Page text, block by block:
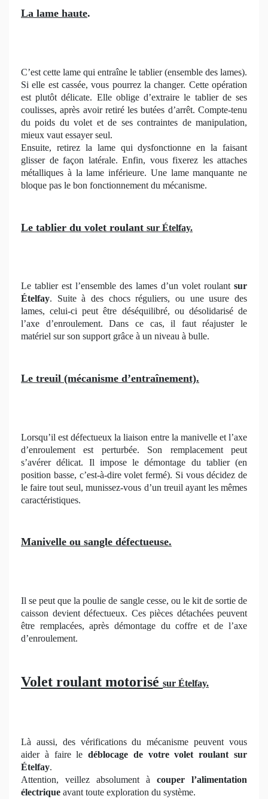
La lame haute.
C’est cette lame qui entraîne le tablier (ensemble des lames).
Si elle est cassée, vous pourrez la changer. Cette opération
est plutôt délicate. Elle oblige d’extraire le tablier de ses
coulisses, après avoir retiré les butées d’arrêt. Compte-tenu
du poids du volet et de ses contraintes de manipulation,
mieux vaut essayer seul.
Ensuite, retirez la lame qui dysfonctionne en la faisant
glisser de façon latérale. Enfin, vous fixerez les attaches
métalliques à la lame inférieure. Une lame manquante ne
bloque pas le bon fonctionnement du mécanisme.
Le tablier du volet roulant sur Ételfay.
Le tablier est l’ensemble des lames d’un volet roulant sur
Ételfay. Suite à des chocs réguliers, ou une usure des
lames, celui-ci peut être déséquilibré, ou désolidarisé de
l’axe d’enroulement. Dans ce cas, il faut réajuster le
matériel sur son support grâce à un niveau à bulle.
Le treuil (mécanisme d’entraînement).
Lorsqu’il est défectueux la liaison entre la manivelle et l’axe
d’enroulement est perturbée. Son remplacement peut
s’avérer délicat. Il impose le démontage du tablier (en
position basse, c’est-à-dire volet fermé). Si vous décidez de
le faire tout seul, munissez-vous d’un treuil ayant les mêmes
caractéristiques.
Manivelle ou sangle défectueuse.
Il se peut que la poulie de sangle cesse, ou le kit de sortie de
caisson devient défectueux. Ces pièces détachées peuvent
être remplacées, après démontage du coffre et de l’axe
d’enroulement.
Volet roulant motorisé sur Ételfay.
Là aussi, des vérifications du mécanisme peuvent vous
aider à faire ledéblocage de votre volet roulant sur
Ételfay.
Attention, veillez absolument à couper l’alimentation
électrique avant toute exploration du système.